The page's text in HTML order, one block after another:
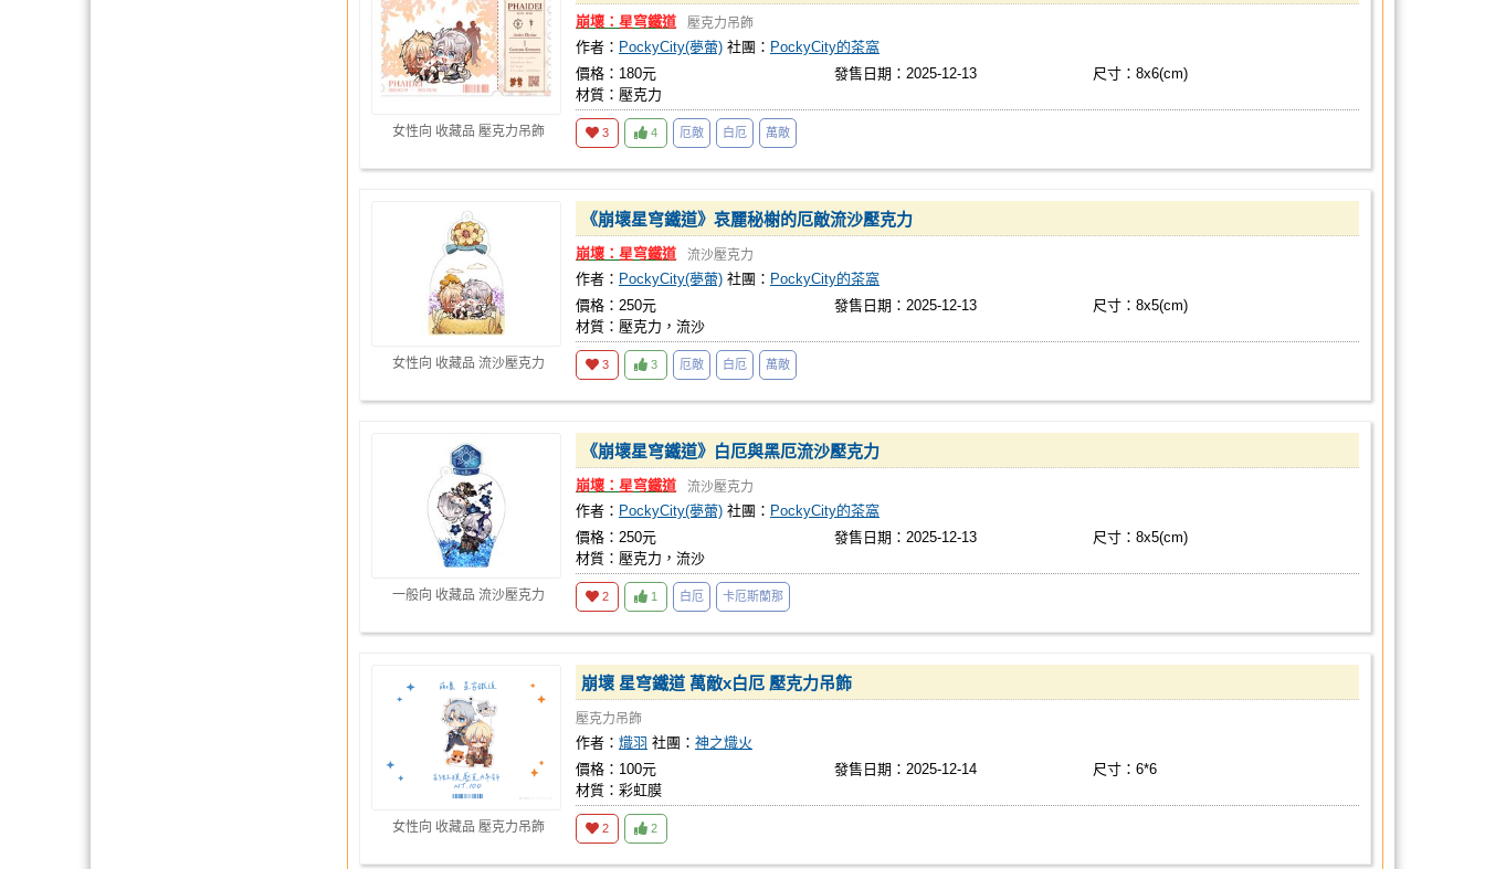
女性向 收藏品 壓克力吊飾
崩壞：星穹鐵道 壓克力吊飾
作者： PockyCity(夢蕾) 社團： PockyCity的茶窩
價格：180元
發售日期：2025-12-13
尺寸：8x6(cm)
材質：壓克力
3 4 厄敵 白厄 萬敵
女性向 收藏品 流沙壓克力
《崩壞星穹鐵道》哀麗秘榭的厄敵流沙壓克力
崩壞：星穹鐵道 流沙壓克力
作者： PockyCity(夢蕾) 社團： PockyCity的茶窩
價格：250元
發售日期：2025-12-13
尺寸：8x5(cm)
材質：壓克力，流沙
3 3 厄敵 白厄 萬敵
一般向 收藏品 流沙壓克力
《崩壞星穹鐵道》白厄與黑厄流沙壓克力
崩壞：星穹鐵道 流沙壓克力
作者： PockyCity(夢蕾) 社團： PockyCity的茶窩
價格：250元
發售日期：2025-12-13
尺寸：8x5(cm)
材質：壓克力，流沙
2 1 白厄 卡厄斯蘭那
女性向 收藏品 壓克力吊飾
崩壞 星穹鐵道 萬敵x白厄 壓克力吊飾
壓克力吊飾
作者： 熾羽 社團： 神之熾火
價格：100元
發售日期：2025-12-14
尺寸：6*6
材質：彩虹膜
2 2